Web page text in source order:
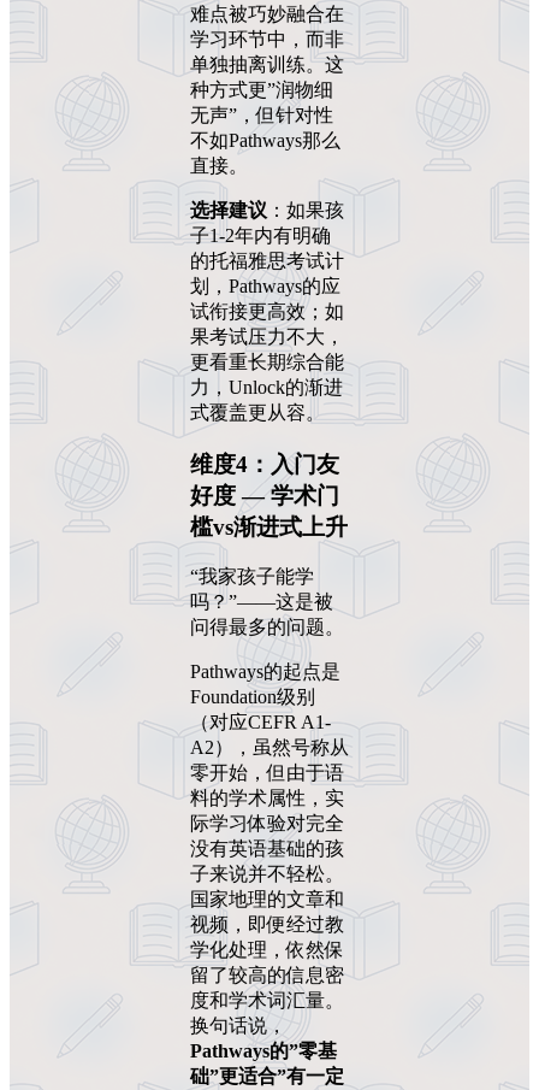
难点被巧妙融合在
学习环节中，而非
单独抽离训练。这
种方式更”润物细
无声”，但针对性
不如Pathways那么
直接。
选择建议 ：如果孩
子1-2年内有明确
的托福雅思考试计
划，Pathways的应
试衔接更高效；如
果考试压力不大，
更看重长期综合能
力，Unlock的渐进
式覆盖更从容。
维度4：入门友
好度 — 学术门
槛vs渐进式上升
“我家孩子能学
吗？”——这是被
问得最多的问题。
Pathways的起点是
Foundation级别
（对应CEFR A1-
A2），虽然号称从
零开始，但由于语
料的学术属性，实
际学习体验对完全
没有英语基础的孩
子来说并不轻松。
国家地理的文章和
视频，即便经过教
学化处理，依然保
留了较高的信息密
度和学术词汇量。
换句话说，
Pathways的”零基
础”更适合”有一定